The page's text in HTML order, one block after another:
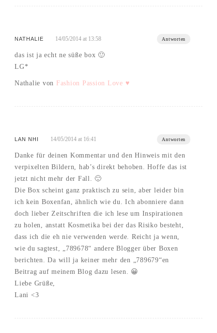
NATHALIE 14/05/2014 at 13:58 Antworten
das ist ja echt ne süße box 🙂
LG*
Nathalie von Fashion Passion Love ♥
LAN NHI 14/05/2014 at 16:41 Antworten
Danke für deinen Kommentar und den Hinweis mit den
verpixelten Bildern, hab’s direkt behoben. Hoffe das ist
jetzt nicht mehr der Fall. 🙂
Die Box scheint ganz praktisch zu sein, aber leider bin
ich kein Boxenfan, ähnlich wie du. Ich abonniere dann
doch lieber Zeitschriften die ich lese um Inspirationen
zu holen, anstatt Kosmetika bei der das Risiko besteht,
dass ich die eh nie verwenden werde. Reicht ja wenn,
wie du sagtest, „789678“ andere Blogger über Boxen
berichten. Da will ja keiner mehr den „789679“en
Beitrag auf meinem Blog dazu lesen. 😀
Liebe Grüße,
Lani <3